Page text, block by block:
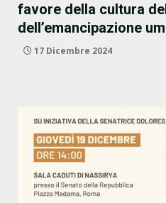
favore della cultura
dell’emancipazione
17 Dicembre 2024